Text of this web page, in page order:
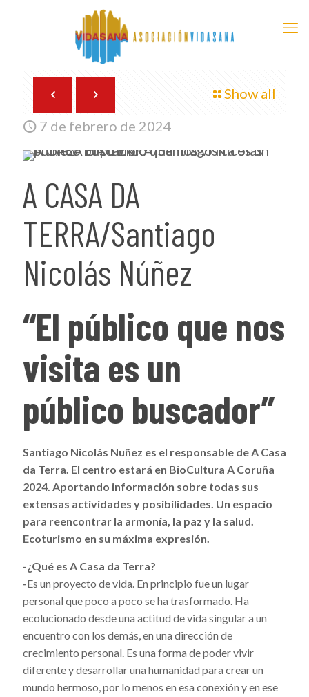
Show all
7 de febrero de 2024
A CASA DA
TERRA/Santiago
Nicolás Núñez
“El público que nos
visita es un
público buscador”
Santiago Nicolás Nuñez es el responsable de A Casa
da Terra. El centro estará en BioCultura A Coruña
2024. Aportando información sobre todas sus
extensas actividades y posibilidades. Un espacio
para reencontrar la armonía, la paz y la salud.
Ecoturismo en su máxima expresión.
-¿Qué es A Casa da Terra?
-Es un proyecto de vida. En principio fue un lugar
personal que poco a poco se ha trasformado. Ha
ecolucionado desde una actitud de vida singular a un
encuentro con los demás, en una dirección de
crecimiento personal. Es una forma de poder vivir
diferente y desarrollar una humanidad para crear un
mundo hermoso, por lo menos en esa conexión y en ese